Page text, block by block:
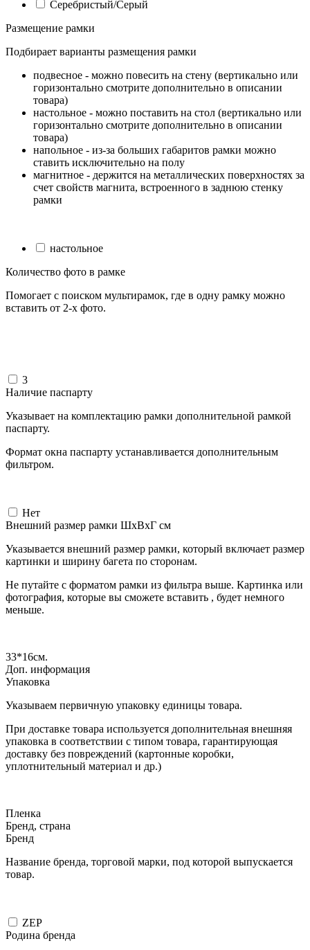
Серебристый/Серый
Размещение рамки
Подбирает варианты размещения рамки
подвесное - можно повесить на стену (вертикально или
горизонтально смотрите дополнительно в описании
товара)
настольное - можно поставить на стол (вертикально или
горизонтально смотрите дополнительно в описании
товара)
напольное - из-за больших габаритов рамки можно
ставить исключительно на полу
магнитное - держится на металлических поверхностях за
счет свойств магнита, встроенного в заднюю стенку
рамки
настольное
Количество фото в рамке
Помогает с поиском мультирамок, где в одну рамку можно
вставить от 2-х фото.
3
Наличие паспарту
Указывает на комплектацию рамки дополнительной рамкой
паспарту.
Формат окна паспарту устанавливается дополнительным
фильтром.
Нет
Внешний размер рамки ШxВxГ см
Указывается внешний размер рамки, который включает размер
картинки и ширину багета по сторонам.
Не путайте с форматом рамки из фильтра выше. Картинка или
фотография, которые вы сможете вставить , будет немного
меньше.
33*16см.
Доп. информация
Упаковка
Указываем первичную упаковку единицы товара.
При доставке товара используется дополнительная внешняя
упаковка в соответствии с типом товара, гарантирующая
доставку без повреждений (картонные коробки,
уплотнительный материал и др.)
Пленка
Бренд, страна
Бренд
Название бренда, торговой марки, под которой выпускается
товар.
ZEP
Родина бренда